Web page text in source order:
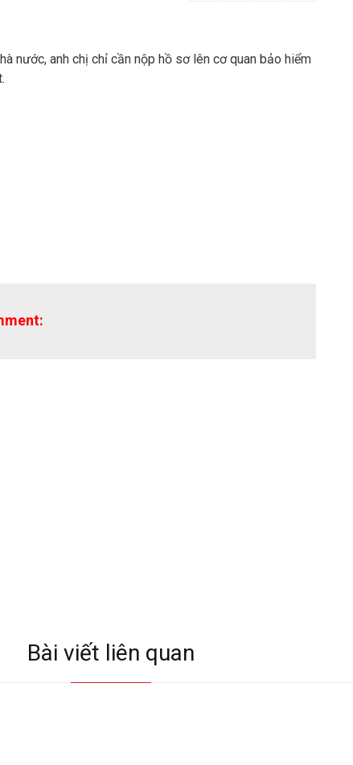
nước, anh chị chỉ cần nộp hồ sơ lên cơ quan bảo hiểm
Bài viết liên quan